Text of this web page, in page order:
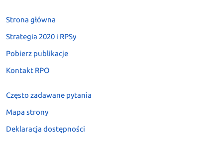
Strona główna
Strategia 2020 i RPSy
Pobierz publikacje
Kontakt RPO
Często zadawane pytania
Mapa strony
Deklaracja dostępności